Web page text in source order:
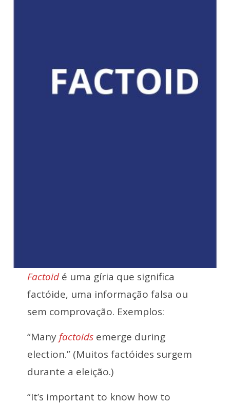
Factoid é uma gíria que significa
factóide, uma informação falsa ou
sem comprovação. Exemplos:
“Manyfactoidsemerge during
election.” (Muitos factóides surgem
durante a eleição.)
“It’s important to know how to